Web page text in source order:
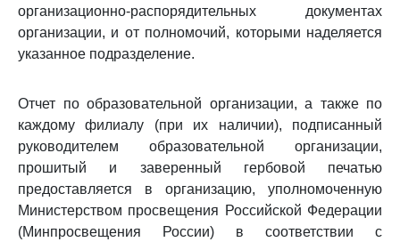
организационно-распорядительных документах
организации, и от полномочий, которыми наделяется
указанное подразделение.
Отчет по образовательной организации, а также по
каждому филиалу (при их наличии), подписанный
руководителем образовательной организации,
прошитый и заверенный гербовой печатью
предоставляется в организацию, уполномоченную
Министерством просвещения Российской Федерации
(Минпросвещения России) в соответствии с